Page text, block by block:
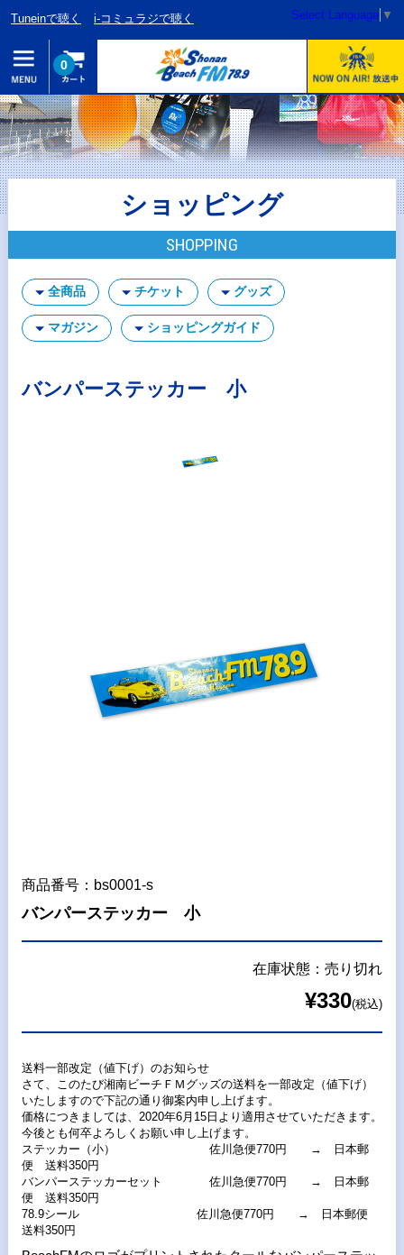
Tuneinで聴く i-コミュラジで聴く Select Language ▼
0
ショッピング
SHOPPING
全商品 チケット グッズ
マガジン ショッピングガイド
バンパーステッカー 小
商品番号：bs0001-s
バンパーステッカー 小
在庫状態：売り切れ
¥330(税込)
送料一部改定（値下げ）のお知らせ
さて、このたび湘南ビーチＦＭグッズの送料を一部改定（値下げ）
いたしますので下記の通り御案内申し上げます。
価格につきましては、2020年6月15日より適用させていただきます。
今後とも何卒よろしくお願い申し上げます。
ステッカー（小） 佐川急便770円 → 日本郵
便 送料350円
バンパーステッカーセット 佐川急便770円 → 日本郵
便 送料350円
78.9シール 佐川急便770円 → 日本郵便
送料350円